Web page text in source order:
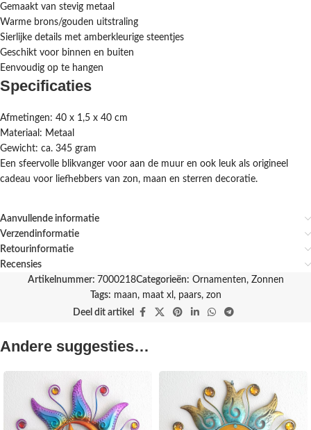
Gemaakt van stevig metaal
Warme brons/gouden uitstraling
Sierlijke details met amberkleurige steentjes
Geschikt voor binnen en buiten
Eenvoudig op te hangen
Specificaties
Afmetingen: 40 x 1,5 x 40 cm
Materiaal: Metaal
Gewicht: ca. 345 gram
Een sfeervolle blikvanger voor aan de muur en ook leuk als origineel
cadeau voor liefhebbers van zon, maan en sterren decoratie.
Aanvullende informatie
Verzendinformatie
Retourinformatie
Recensies
Artikelnummer: 7000218Categorieën: Ornamenten, Zonnen
Tags: maan, maat xl , paars, zon
Deel dit artikel
Andere suggesties…